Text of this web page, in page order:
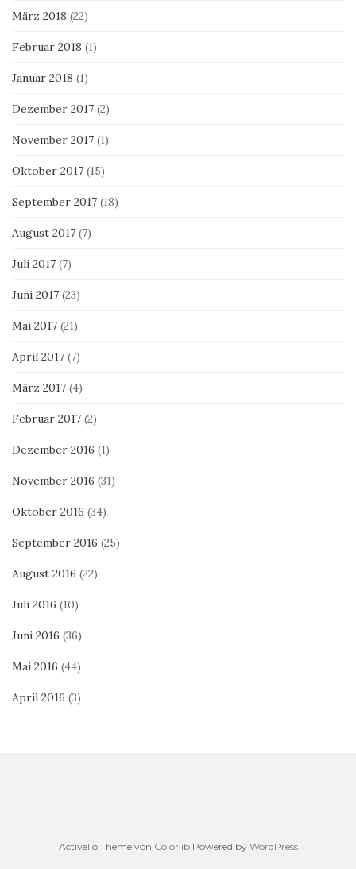
März 2018 (22)
Februar 2018 (1)
Januar 2018 (1)
Dezember 2017 (2)
November 2017 (1)
Oktober 2017 (15)
September 2017 (18)
August 2017 (7)
Juli 2017 (7)
Juni 2017 (23)
Mai 2017 (21)
April 2017 (7)
März 2017 (4)
Februar 2017 (2)
Dezember 2016 (1)
November 2016 (31)
Oktober 2016 (34)
September 2016 (25)
August 2016 (22)
Juli 2016 (10)
Juni 2016 (36)
Mai 2016 (44)
April 2016 (3)
Activello Theme von ColorlibPowered by WordPress